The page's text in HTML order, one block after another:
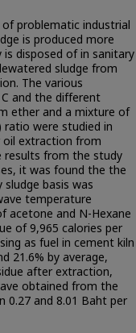
problematic industrial
is produced more
disposed of in sanitary
sludge from
The various
and the different
ether and a mixture of
were studied in
extraction from
results from the study
it was found the the
basis was
temperature
acetone and N-Hexane
of 9,965 calories per
as fuel in cement kiln
21.6% by average,
after extraction,
obtained from the
0.27 and 8.01 Baht per